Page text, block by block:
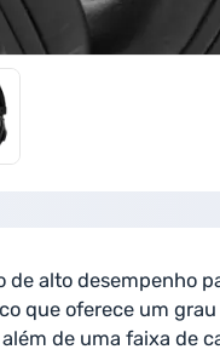
alto desempenho
que oferece um
de uma faixa de